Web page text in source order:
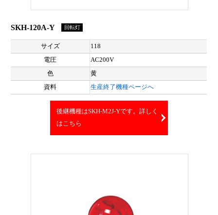
SKH-120A-Y 回転灯
サイズ
118
電圧
AC200V
色
黄
資料
生産終了機種ページへ
後継機種はSKH-M2J-Yです。詳しく
はこちら